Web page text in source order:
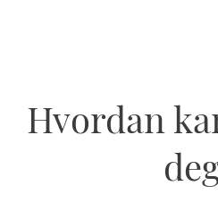
Hvordan